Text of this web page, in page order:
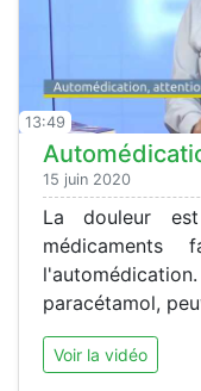
13:49
15 juin 2020
La douleur
médicaments
paracétamol,
Voir la vidéo